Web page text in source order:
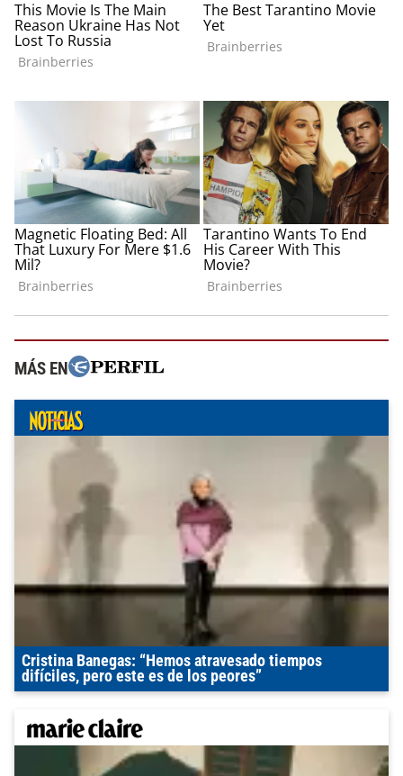
MÁS EN
Cristina Banegas: “Hemos atravesado tiempos
difíciles, pero este es de los peores”